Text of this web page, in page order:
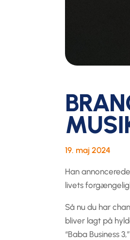
19. maj 2024
Han
livets
Så nu du har
bliver lagt på
“Baba Business